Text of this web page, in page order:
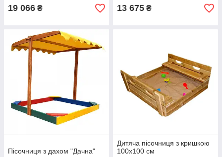
19 066 ₴ 13 675 ₴
Пісочниця з дахом "Дачна"
Дитяча пісочниця з кришкою
100х100 см